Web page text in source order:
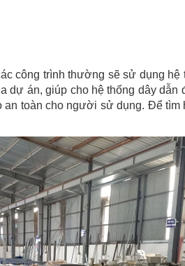
công trình thường sẽ sử dụng hệ
dự án, giúp cho hệ thống dây dẫn
toàn cho người sử dụng. Để tìm